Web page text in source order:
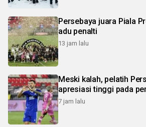
Persebaya juara Piala
adu penalti
13 jam lalu
Meski kalah, pelatih
apresiasi tinggi pada
7 jam lalu